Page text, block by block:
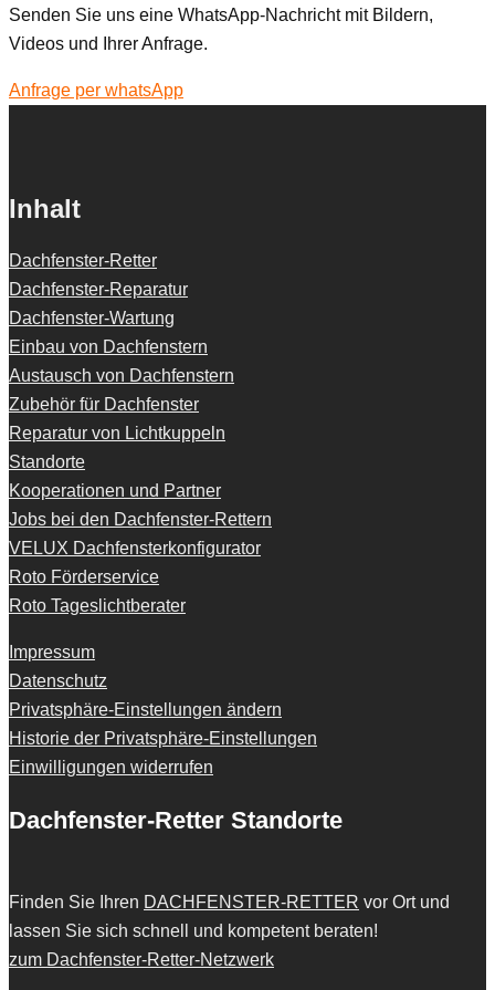
Senden Sie uns eine WhatsApp-Nachricht mit Bildern,
Videos und Ihrer Anfrage.
Anfrage per whatsApp
Inhalt
Dachfenster-Retter
Dachfenster-Reparatur
Dachfenster-Wartung
Einbau von Dachfenstern
Austausch von Dachfenstern
Zubehör für Dachfenster
Reparatur von Lichtkuppeln
Standorte
Kooperationen und Partner
Jobs bei den Dachfenster-Rettern
VELUX Dachfensterkonfigurator
Roto Förderservice
Roto Tageslichtberater
Impressum
Datenschutz
Privatsphäre-Einstellungen ändern
Historie der Privatsphäre-Einstellungen
Einwilligungen widerrufen
Dachfenster-Retter Standorte
Finden Sie Ihren DACHFENSTER-RETTER vor Ort und
lassen Sie sich schnell und kompetent beraten!
zum Dachfenster-Retter-Netzwerk